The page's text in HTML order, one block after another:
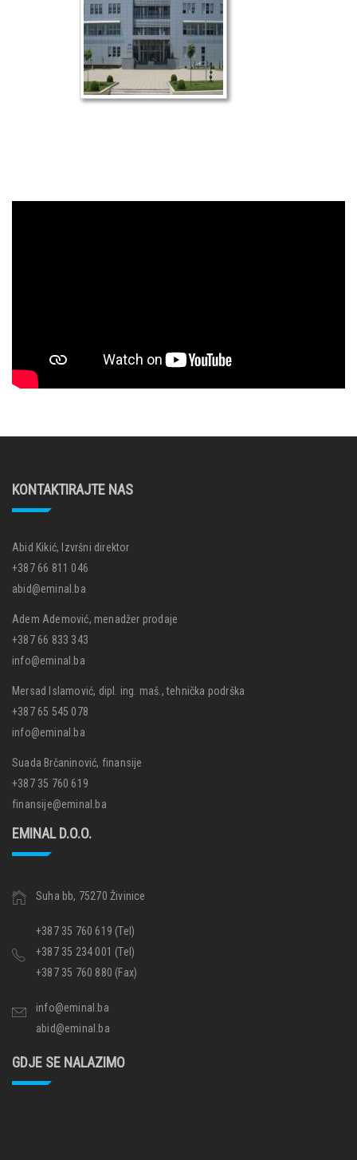
KONTAKTIRAJTE NAS
Abid Kikić, Izvršni direktor
+387 66 811 046
abid@eminal.ba
Adem Ademović, menadžer prodaje
+387 66 833 343
info@eminal.ba
Mersad Islamović, dipl. ing. maš., tehnička podrška
+387 65 545 078
info@eminal.ba
Suada Brčaninović, finansije
+387 35 760 619
finansije@eminal.ba
EMINAL D.O.O.
Suha bb, 75270 Živinice
+387 35 760 619 (Tel)
+387 35 234 001 (Tel)
+387 35 760 880 (Fax)
info@eminal.ba
abid@eminal.ba
GDJE SE NALAZIMO